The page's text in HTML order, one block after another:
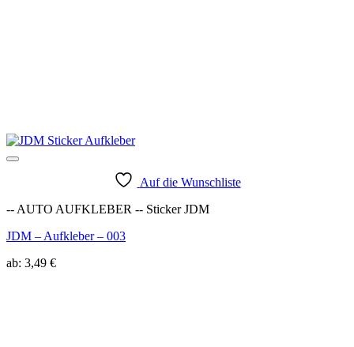
Auf die Wunschliste
-- AUTO AUFKLEBER -- Sticker JDM
JDM – Aufkleber – 003
ab: 3,49 €